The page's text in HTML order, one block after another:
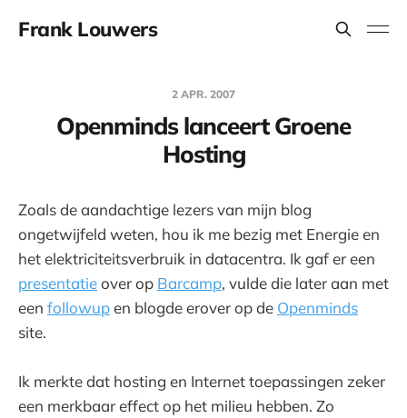
Frank Louwers
2 APR. 2007
Openminds lanceert Groene
Hosting
Zoals de aandachtige lezers van mijn blog
ongetwijfeld weten, hou ik me bezig met Energie en
het elektriciteitsverbruik in datacentra. Ik gaf er een
presentatieover op Barcamp, vulde die later aan met
een followupen blogde erover op de Openminds
site.
Ik merkte dat hosting en Internet toepassingen zeker
een merkbaar effect op het milieu hebben. Zo